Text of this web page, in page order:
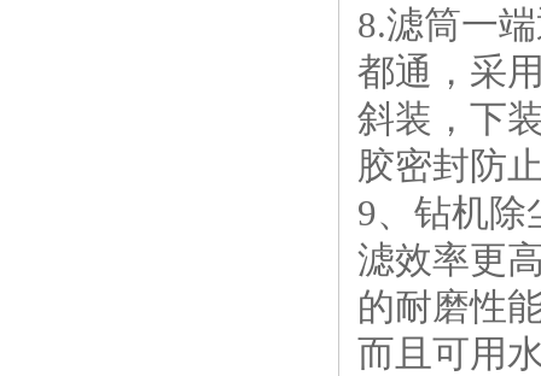
8.滤筒一
都通，采
斜装，下
胶密封防
9、钻机除
滤效率更
的耐磨性
而且可用